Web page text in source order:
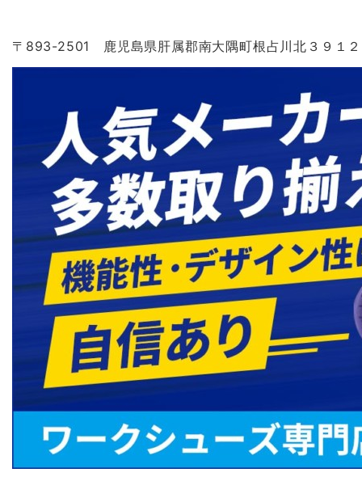
〒893-2501 鹿児島県肝属郡南大隅町根占川北３９１２